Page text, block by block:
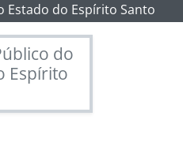
Estado do Espírito Santo
do
Espírito